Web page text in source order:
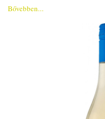
Bővebben...